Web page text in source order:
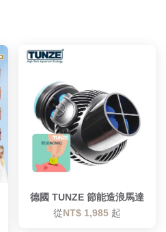
德國 TUNZE 節能造浪馬達
從NT$ 1,985 起